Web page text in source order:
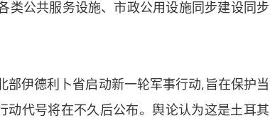
公共服务设施、市政公用设施同步建设同步
伊德利卜省启动新一轮军事行动,旨在保护当
动代号将在不久后公布。舆论认为这是土耳其